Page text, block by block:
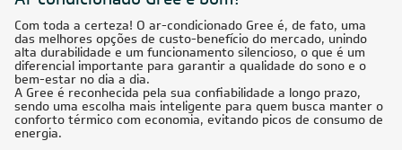
R$ 14.100,85à vista
ou8xdeR$ 1.855,38
CUPOM: POTENCIA100